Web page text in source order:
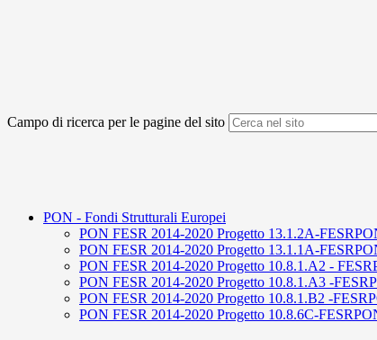
Campo di ricerca per le pagine del sito
PON - Fondi Strutturali Europei
PON FESR 2014-2020 Progetto 13.1.2A-
PON FESR 2014-2020 Progetto 13.1.1A-
PON FESR 2014-2020 Progetto 10.8.1.A2 -
PON FESR 2014-2020 Progetto 10.8.1.A3 -
PON FESR 2014-2020 Progetto 10.8.1.B2 -
PON FESR 2014-2020 Progetto 10.8.6C-